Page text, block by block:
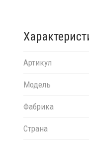
Артикул
Модель
Фабрика
Страна